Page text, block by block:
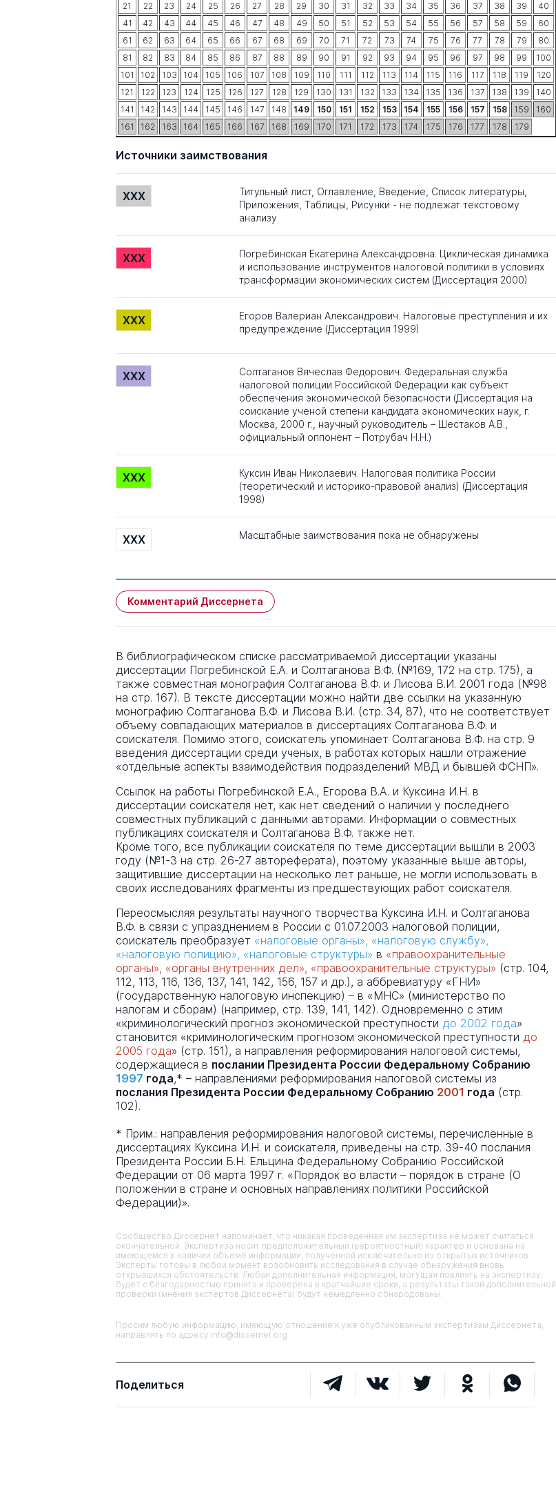
21
22 23 24 25 26 27 28 29 30 31 32 33 34 35 36 37 38 39
40
41
42 43 44 45 46 47 48 49 50 51 52 53 54 55 56 57 58 59
60
61
62 63 64 65 66 67 68 69 70 71 72 73 74 75 76 77 78 79
80
81
82 83 84 85 86 87 88 89 90 91 92 93 94 95 96 97 98 99
100
101
102 103 104 105 106 107 108 109 110 111 112 113 114 115 116 117 118 119
120
121
122 123 124 125 126 127 128 129 130 131 132 133 134 135 136 137 138 139
140
141
142 143 144 145 146 147 148 149 150 151 152 153 154 155 156 157 158 159
160
161
162 163 164 165 166 167 168 169 170 171 172 173 174 175 176 177 178 179
Источники заимствования
XXX
Титульный лист, Оглавление, Введение, Список литературы,
Приложения, Таблицы, Рисунки - не подлежат текстовому
анализу
XXX
Погребинская Екатерина Александровна. Циклическая динамика
и использование инструментов налоговой политики в условиях
трансформации экономических систем (Диссертация 2000)
XXX
Егоров Валериан Александрович. Налоговые преступления и их
предупреждение (Диссертация 1999)
XXX
Солтаганов Вячеслав Федорович. Федеральная служба
налоговой полиции Российской Федерации как субъект
обеспечения экономической безопасности (Диссертация на
соискание ученой степени кандидата экономических наук, г.
Москва, 2000 г., научный руководитель – Шестаков А.В.,
официальный оппонент – Потрубач Н.Н.)
XXX
Куксин Иван Николаевич. Налоговая политика России
(теоретический и историко-правовой анализ) (Диссертация
1998)
XXX Масштабные заимствования пока не обнаружены
Комментарий Диссернета
В библиографическом списке рассматриваемой диссертации указаны
диссертации Погребинской Е.А. и Солтаганова В.Ф. (№169, 172 на стр. 175), а
также совместная монография Солтаганова В.Ф. и Лисова В.И. 2001 года (№98
на стр. 167). В тексте диссертации можно найти две ссылки на указанную
монографию Солтаганова В.Ф. и Лисова В.И. (стр. 34, 87), что не соответствует
объему совпадающих материалов в диссертациях Солтаганова В.Ф. и
соискателя. Помимо этого, соискатель упоминает Солтаганова В.Ф. на стр. 9
введения диссертации среди ученых, в работах которых нашли отражение
«отдельные аспекты взаимодействия подразделений МВД и бывшей ФСНП».
Ссылок на работы Погребинской Е.А., Егорова В.А. и Куксина И.Н. в
диссертации соискателя нет, как нет сведений о наличии у последнего
совместных публикаций с данными авторами. Информации о совместных
публикациях соискателя и Солтаганова В.Ф. также нет.
Кроме того, все публикации соискателя по теме диссертации вышли в 2003
году (№1-3 на стр. 26-27 автореферата), поэтому указанные выше авторы,
защитившие диссертации на несколько лет раньше, не могли использовать в
своих исследованиях фрагменты из предшествующих работ соискателя.
Переосмысляя результаты научного творчества Куксина И.Н. и Солтаганова
В.Ф. в связи с упразднением в России с 01.07.2003 налоговой полиции,
соискатель преобразует «налоговые органы», «налоговую службу»,
«налоговую полицию», «налоговые структуры» в «правоохранительные
органы», «органы внутренних дел», «правоохранительные структуры» (стр. 104,
112, 113, 116, 136, 137, 141, 142, 156, 157 и др.), а аббревиатуру «ГНИ»
(государственную налоговую инспекцию) – в «МНС» (министерство по
налогам и сборам) (например, стр. 139, 141, 142). Одновременно с этим
«криминологический прогноз экономической преступности до 2002 года»
становится «криминологическим прогнозом экономической преступности до
2005 года» (стр. 151), а направления реформирования налоговой системы,
содержащиеся в послании Президента России Федеральному Собранию
1997 года,* – направлениями реформирования налоговой системы из
послания Президента России Федеральному Собранию 2001 года (стр.
102).
* Прим.: направления реформирования налоговой системы, перечисленные в
диссертациях Куксина И.Н. и соискателя, приведены на стр. 39-40 послания
Президента России Б.Н. Ельцина Федеральному Собранию Российской
Федерации от 06 марта 1997 г. «Порядок во власти – порядок в стране (О
положении в стране и основных направлениях политики Российской
Федерации)».
Сообщество Диссернет напоминает, что никакая проведенная им экспертиза не может считаться
окончательной. Экспертиза носит предположительный (вероятностный) характер и основана на
имеющемся в наличии объеме информации, полученной исключительно из открытых источников.
Эксперты готовы в любой момент возобновить исследования в случае обнаружения вновь
открывшихся обстоятельств. Любая дополнительная информация, могущая повлиять на экспертизу,
будет с благодарностью принята и проверена в кратчайшие сроки, а результаты такой дополнительной
проверки (мнения экспертов Диссернета) будут немедленно обнародованы.
Просим любую информацию, имеющую отношение к уже опубликованным экспертизам Диссернета,
направлять по адресу info@dissernet.org
Поделиться